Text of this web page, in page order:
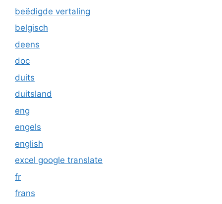
beëdigde vertaling
belgisch
deens
doc
duits
duitsland
eng
engels
english
excel google translate
fr
frans